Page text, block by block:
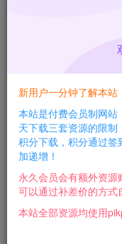
（百度网盘会和谐资
百度网盘：优势是使
pikpak网盘：优势是
是使用该网盘首次登
月卡比百度贵，首次
想要下载或转存本站
新用户一分钟了解本站
本站是付费会员制网
天下载三套资源的限
积分下载，积分通过
加递增！
永久会员会有额外资
可以通过补差价的方式
本站全部资源均使用